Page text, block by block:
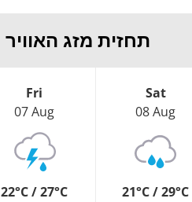
תחזית מזג האוויר
Fri
07 Aug
22°C / 27°C
Sat
08 Aug
21°C / 29°C